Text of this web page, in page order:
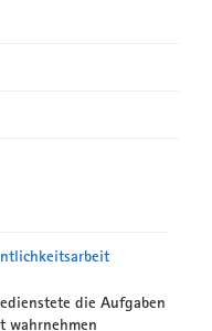
die Aufgaben
wahrnehmen